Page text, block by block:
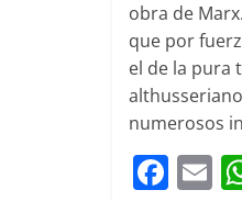
obra de
que por
el de la pura
numerosos
F E